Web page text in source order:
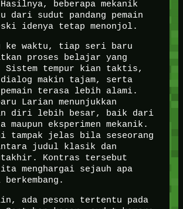
beberapa mekanik
dari sudut pandang pemain
idenya tetap menonjol.
ke waktu, tiap seri baru
proses belajar yang
Sistem tempur kian taktis,
makin tajam, serta
pemain terasa lebih alami.
Larian menunjukkan
diri lebih besar, baik dari
eksperimen mekanik.
tampak jelas bila seseorang
judul klasik dan
Kontras tersebut
menghargai sejauh apa
ada pesona tertentu pada